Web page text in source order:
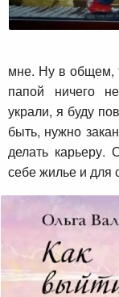
мне. Ну в общем,
папой ничего
украли, я буду
быть, нужно
делать карьеру.
себе жилье и для